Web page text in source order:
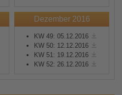
Dezember 2016
KW 49: 05.12.2016
KW 50: 12.12.2016
KW 51: 19.12.2016
KW 52: 26.12.2016